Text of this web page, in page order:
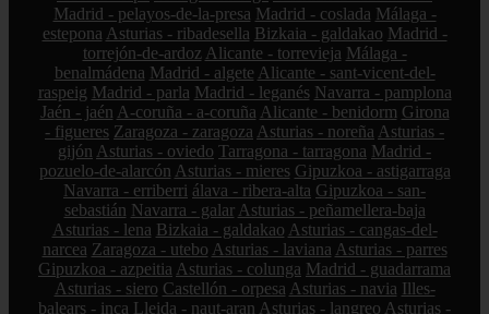
Madrid - pelayos-de-la-presa Madrid - coslada Málaga -
estepona Asturias - ribadesella Bizkaia - galdakao Madrid -
torrejón-de-ardoz Alicante - torrevieja Málaga -
benalmádena Madrid - algete Alicante - sant-vicent-del-
raspeig Madrid - parla Madrid - leganés Navarra - pamplona
Jaén - jaén A-coruña - a-coruña Alicante - benidorm Girona
- figueres Zaragoza - zaragoza Asturias - noreña Asturias -
gijón Asturias - oviedo Tarragona - tarragona Madrid -
pozuelo-de-alarcón Asturias - mieres Gipuzkoa - astigarraga
Navarra - erriberri álava - ribera-alta Gipuzkoa - san-
sebastián Navarra - galar Asturias - peñamellera-baja
Asturias - lena Bizkaia - galdakao Asturias - cangas-del-
narcea Zaragoza - utebo Asturias - laviana Asturias - parres
Gipuzkoa - azpeitia Asturias - colunga Madrid - guadarrama
Asturias - siero Castellón - orpesa Asturias - navia Illes-
balears - inca Lleida - naut-aran Asturias - langreo Asturias -